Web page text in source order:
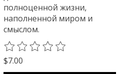
полноценной жизни,
наполненной миром и
смыслом.
The rating of this product is
$7.00